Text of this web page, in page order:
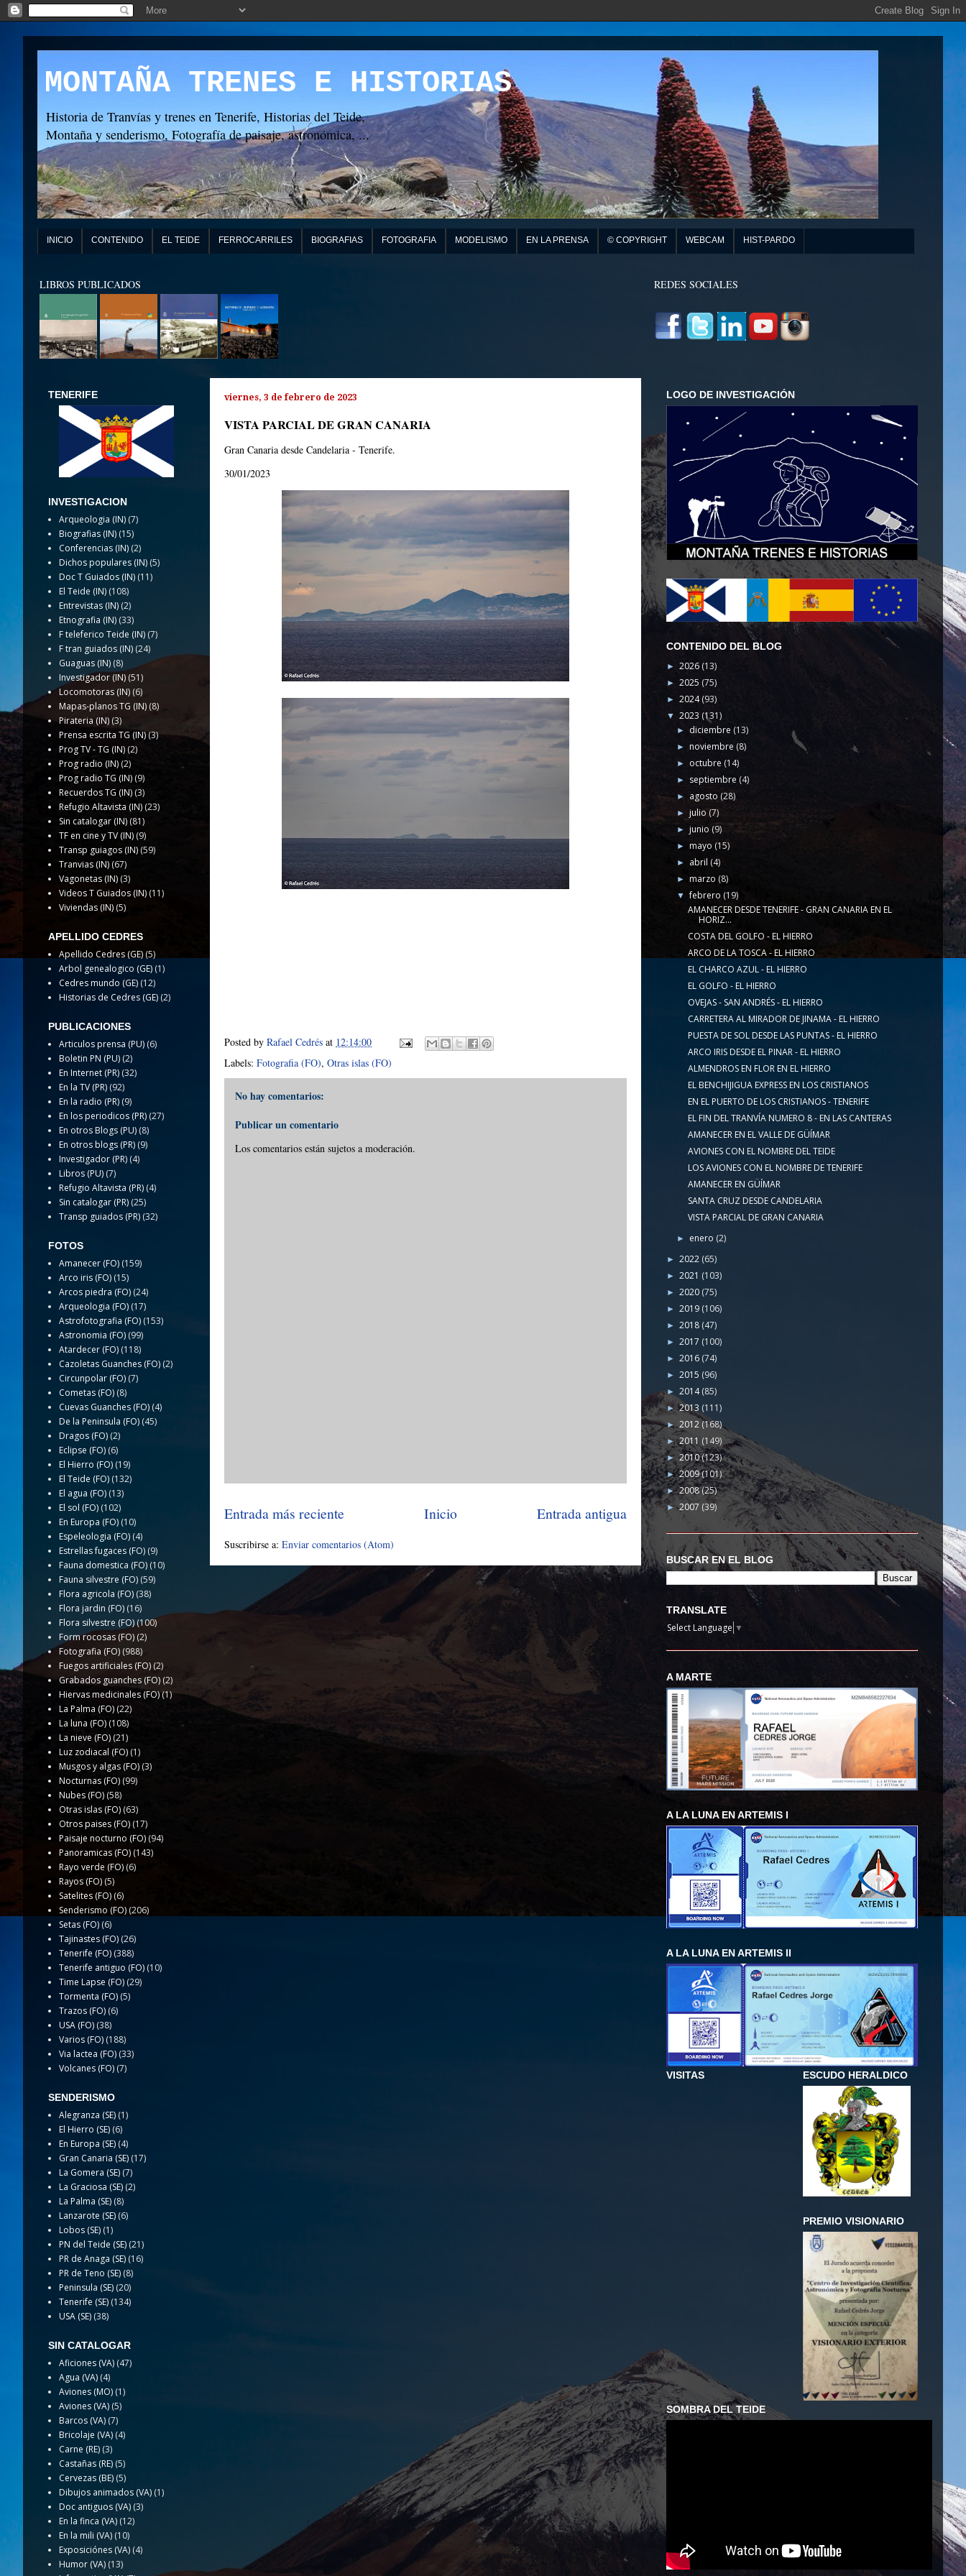
MONTAÑA TRENES E HISTORIAS
Historia de Tranvías y trenes en Tenerife, Historias del Teide,
Montaña y senderismo, Fotografía de paisaje, astronómica, ...
INICIO CONTENIDO EL TEIDE FERROCARRILES BIOGRAFIAS FOTOGRAFIA MODELISMO EN LA PRENSA © COPYRIGHT WEBCAM HIST-PARDO
LIBROS PUBLICADOS REDES SOCIALES
viernes, 3 de febrero de 2023
VISTA PARCIAL DE GRAN CANARIA
Gran Canaria desde Candelaria - Tenerife.
30/01/2023
Posted by Rafael Cedrés at 12:14:00
Labels: Fotografia (FO), Otras islas (FO)
No hay comentarios:
Publicar un comentario
Los comentarios están sujetos a moderación.
Entrada más reciente Entrada antigua
Inicio
Suscribirse a: Enviar comentarios (Atom)
TENERIFE
INVESTIGACION
Arqueologia (IN) (7)
Biografias (IN) (15)
Conferencias (IN) (2)
Dichos populares (IN) (5)
Doc T Guiados (IN) (11)
El Teide (IN) (108)
Entrevistas (IN) (2)
Etnografia (IN) (33)
F teleferico Teide (IN) (7)
F tran guiados (IN) (24)
Guaguas (IN) (8)
Investigador (IN) (51)
Locomotoras (IN) (6)
Mapas-planos TG (IN) (8)
Pirateria (IN) (3)
Prensa escrita TG (IN)(3)
Prog TV - TG (IN) (2)
Prog radio (IN) (2)
Prog radio TG (IN) (9)
Recuerdos TG (IN) (3)
Refugio Altavista (IN) (23)
Sin catalogar (IN) (81)
TF en cine y TV (IN) (9)
Transp guiagos (IN)(59)
Tranvias (IN) (67)
Vagonetas (IN) (3)
Videos T Guiados (IN) (11)
Viviendas (IN) (5)
APELLIDO CEDRES
Apellido Cedres (GE) (5)
Arbol genealogico (GE) (1)
Cedres mundo (GE) (12)
Historias de Cedres (GE) (2)
PUBLICACIONES
Articulos prensa (PU) (6)
Boletin PN (PU) (2)
En Internet (PR) (32)
En la TV (PR) (92)
En la radio (PR) (9)
En los periodicos (PR) (27)
En otros Blogs (PU) (8)
En otros blogs (PR) (9)
Investigador (PR) (4)
Libros (PU) (7)
Refugio Altavista (PR) (4)
Sin catalogar (PR) (25)
Transp guiados (PR) (32)
FOTOS
Amanecer (FO) (159)
Arco iris (FO) (15)
Arcos piedra (FO) (24)
Arqueologia (FO) (17)
Astrofotografia (FO) (153)
Astronomia (FO) (99)
Atardecer (FO) (118)
Cazoletas Guanches (FO) (2)
Circunpolar (FO) (7)
Cometas (FO) (8)
Cuevas Guanches (FO) (4)
De la Peninsula (FO) (45)
Dragos (FO) (2)
Eclipse (FO) (6)
El Hierro (FO) (19)
El Teide (FO) (132)
El agua (FO) (13)
El sol (FO) (102)
En Europa (FO) (10)
Espeleologia (FO) (4)
Estrellas fugaces (FO) (9)
Fauna domestica (FO) (10)
Fauna silvestre (FO) (59)
Flora agricola (FO) (38)
Flora jardin (FO) (16)
Flora silvestre (FO)(100)
Form rocosas (FO) (2)
Fotografia (FO) (988)
Fuegos artificiales (FO) (2)
Grabados guanches (FO) (2)
Hiervas medicinales (FO)(1)
La Palma (FO) (22)
La luna (FO) (108)
La nieve (FO) (21)
Luz zodiacal (FO) (1)
Musgos y algas (FO) (3)
Nocturnas (FO) (99)
Nubes (FO) (58)
Otras islas (FO) (63)
Otros paises (FO) (17)
Paisaje nocturno (FO) (94)
Panoramicas (FO) (143)
Rayo verde (FO) (6)
Rayos (FO) (5)
Satelites (FO) (6)
Senderismo (FO) (206)
Setas (FO) (6)
Tajinastes (FO) (26)
Tenerife (FO) (388)
Tenerife antiguo (FO) (10)
Time Lapse (FO) (29)
Tormenta (FO) (5)
Trazos (FO) (6)
USA (FO) (38)
Varios (FO) (188)
Via lactea (FO) (33)
Volcanes (FO) (7)
SENDERISMO
Alegranza (SE) (1)
El Hierro (SE) (6)
En Europa (SE) (4)
Gran Canaria (SE) (17)
La Gomera (SE) (7)
La Graciosa (SE) (2)
La Palma (SE) (8)
Lanzarote (SE) (6)
Lobos (SE) (1)
PN del Teide (SE) (21)
PR de Anaga (SE) (16)
PR de Teno (SE) (8)
Peninsula (SE) (20)
Tenerife (SE) (134)
USA (SE) (38)
SIN CATALOGAR
Aficiones (VA) (47)
Agua (VA) (4)
Aviones (MO) (1)
Aviones (VA) (5)
Barcos (VA) (7)
Bricolaje (VA) (4)
Carne (RE) (3)
Castañas (RE) (5)
Cervezas (BE) (5)
Dibujos animados (VA) (1)
Doc antiguos (VA) (3)
En la finca (VA) (12)
En la mili (VA) (10)
Exposiciónes (VA) (4)
Humor (VA) (13)
LOGO DE INVESTIGACIÓN
CONTENIDO DEL BLOG
► 2026(13)
► 2025 (75)
► 2024(93)
▼ 2023 (131)
►diciembre (13)
► noviembre (8)
► octubre (14)
► septiembre (4)
► agosto (28)
►julio(7)
►junio(9)
►mayo (15)
► abril (4)
►marzo (8)
▼febrero (19)
AMANECER DESDE TENERIFE - GRAN CANARIA EN EL
HORIZ...
COSTA DEL GOLFO - EL HIERRO
ARCO DE LA TOSCA - EL HIERRO
EL CHARCO AZUL - EL HIERRO
EL GOLFO - EL HIERRO
OVEJAS - SAN ANDRÉS - EL HIERRO
CARRETERA AL MIRADOR DE JINAMA - EL HIERRO
PUESTA DE SOL DESDE LAS PUNTAS - EL HIERRO
ARCO IRIS DESDE EL PINAR - EL HIERRO
ALMENDROS EN FLOR EN EL HIERRO
EL BENCHIJIGUA EXPRESS EN LOS CRISTIANOS
EN EL PUERTO DE LOS CRISTIANOS - TENERIFE
EL FIN DEL TRANVÍA NUMERO 8 - EN LAS CANTERAS
AMANECER EN EL VALLE DE GÜÍMAR
AVIONES CON EL NOMBRE DEL TEIDE
LOS AVIONES CON EL NOMBRE DE TENERIFE
AMANECER EN GÜÍMAR
SANTA CRUZ DESDE CANDELARIA
VISTA PARCIAL DE GRAN CANARIA
► enero (2)
► 2022 (65)
► 2021 (103)
► 2020 (75)
► 2019 (106)
► 2018 (47)
► 2017 (100)
► 2016 (74)
► 2015 (96)
► 2014(85)
►2013 (111)
►2012(168)
►2011 (149)
►2010(123)
►2009(101)
►2008(25)
►2007 (39)
BUSCAR EN EL BLOG
TRANSLATE
Select Language ▼
A MARTE
A LA LUNA EN ARTEMIS I
A LA LUNA EN ARTEMIS II
VISITAS ESCUDO HERALDICO
PREMIO VISIONARIO
SOMBRA DEL TEIDE